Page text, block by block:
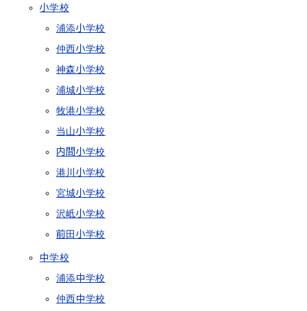
小学校
浦添小学校
仲西小学校
神森小学校
浦城小学校
牧港小学校
当山小学校
内間小学校
港川小学校
宮城小学校
沢岻小学校
前田小学校
中学校
浦添中学校
仲西中学校